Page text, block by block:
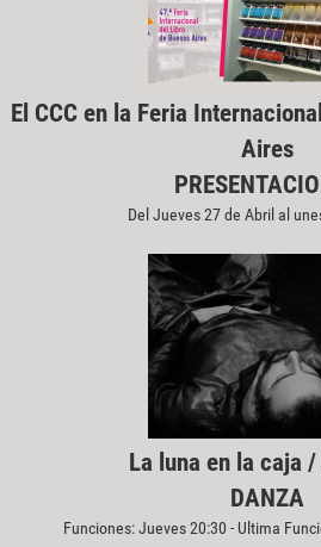
El CCC en la Feria
Aires
Del Jueves 27 de Abril al
La luna en la caja
DANZA
Funciones: Jueves 20:30 - Ultima